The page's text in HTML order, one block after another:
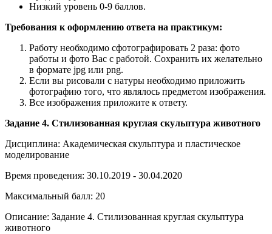
Низкий уровень 0-9 баллов.
Требования к оформлению ответа на практикум:
Работу необходимо сфотографировать 2 раза: фото
работы и фото Вас с работой. Сохранить их желательно
в формате jpg или png.
Если вы рисовали с натуры необходимо приложить
фотографию того, что являлось предметом изображения.
Все изображения приложите к ответу.
Задание 4. Стилизованная круглая скульптура животного
Дисциплина: Академическая скульптура и пластическое
моделирование
Время проведения: 30.10.2019 - 30.04.2020
Максимальный балл: 20
Описание: Задание 4. Стилизованная круглая скульптура
животного